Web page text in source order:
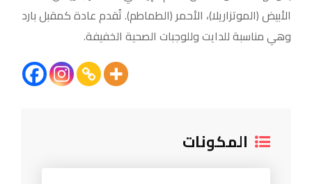
الأبيض (الموتزاريلا)، الأحمر (الطماطم). تُقدم عادة كمقبل بارد
وهي مناسبة للدايت وللوجبات الصحية الخفيفة.
المكونات